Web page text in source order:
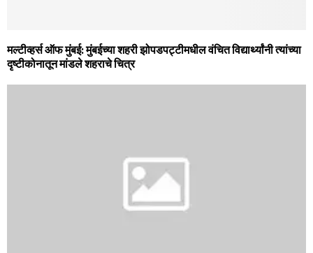
मल्‍टीव्‍हर्स ऑफ मुंबई: मुंबईच्‍या शहरी झोपडपट्टीमधील वंचित विद्यार्थ्‍यांनी त्‍यांच्‍या
दृष्‍टीकोनातून मांडले शहराचे चित्र